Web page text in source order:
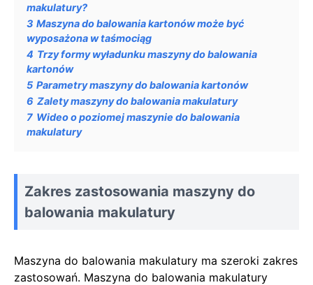
makulatury?
3 Maszyna do balowania kartonów może być
wyposażona w taśmociąg
4 Trzy formy wyładunku maszyny do balowania
kartonów
5 Parametry maszyny do balowania kartonów
6 Zalety maszyny do balowania makulatury
7 Wideo o poziomej maszynie do balowania
makulatury
Zakres zastosowania maszyny do
balowania makulatury
Maszyna do balowania makulatury ma szeroki zakres
zastosowań. Maszyna do balowania makulatury